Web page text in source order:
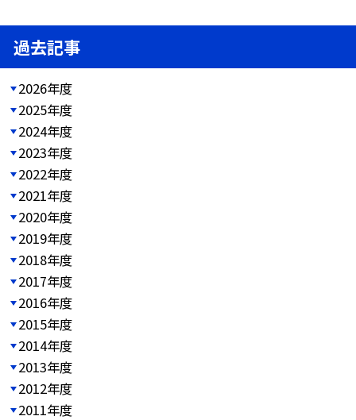
過去記事
2026年度
2025年度
2024年度
2023年度
2022年度
2021年度
2020年度
2019年度
2018年度
2017年度
2016年度
2015年度
2014年度
2013年度
2012年度
2011年度